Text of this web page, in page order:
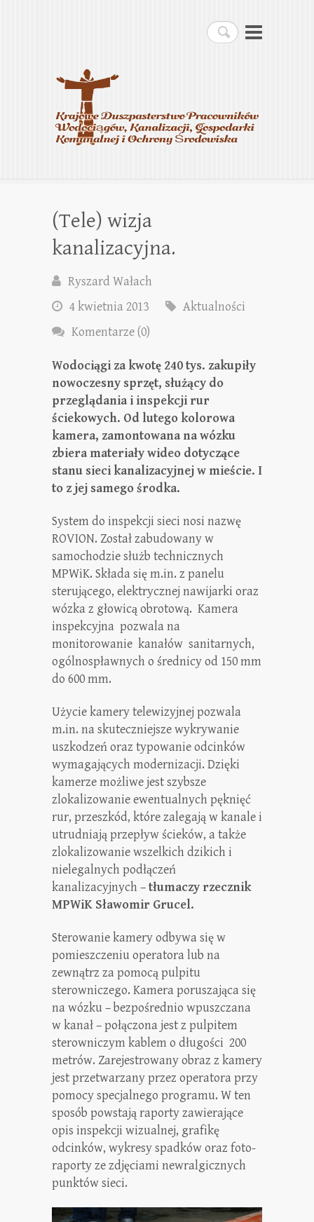
Szukaj
Krajowe Duszpasterstwo
Pracowników
Wodociągów, Kanalizacji,
Gospodarki Komunalnej i
Ochrony Środowiska
(Tele) wizja
kanalizacyjna.
Ryszard Wałach
4 kwietnia 2013
Aktualności
Komentarze (0)
Wodociągi za kwotę 240 tys. zakupiły
nowoczesny sprzęt, służący do
przeglądania i inspekcji rur
ściekowych. Od lutego kolorowa
kamera, zamontowana na wózku
zbiera materiały wideo dotyczące
stanu sieci kanalizacyjnej w mieście. I
to z jej samego środka.
System do inspekcji sieci nosi nazwę
ROVION. Został zabudowany w
samochodzie służb technicznych
MPWiK. Składa się m.in. z panelu
sterującego, elektrycznej nawijarki oraz
wózka z głowicą obrotową. Kamera
inspekcyjna pozwala na
monitorowanie kanałów sanitarnych,
ogólnospławnych o średnicy od 150 mm
do 600 mm.
Użycie kamery telewizyjnej pozwala
m.in. na skuteczniejsze wykrywanie
uszkodzeń oraz typowanie odcinków
wymagających modernizacji. Dzięki
kamerze możliwe jest szybsze
zlokalizowanie ewentualnych pęknięć
rur, przeszkód, które zalegają w kanale i
utrudniają przepływ ścieków, a także
zlokalizowanie wszelkich dzikich i
nielegalnych podłączeń
kanalizacyjnych –tłumaczy rzecznik
MPWiK Sławomir Grucel.
Sterowanie kamery odbywa się w
pomieszczeniu operatora lub na
zewnątrz za pomocą pulpitu
sterowniczego. Kamera poruszająca się
na wózku – bezpośrednio wpuszczana
w kanał – połączona jest z pulpitem
sterowniczym kablem o długości 200
metrów. Zarejestrowany obraz z kamery
jest przetwarzany przez operatora przy
pomocy specjalnego programu. W ten
sposób powstają raporty zawierające
opis inspekcji wizualnej, grafikę
odcinków, wykresy spadków oraz foto-
raporty ze zdjęciami newralgicznych
punktów sieci.